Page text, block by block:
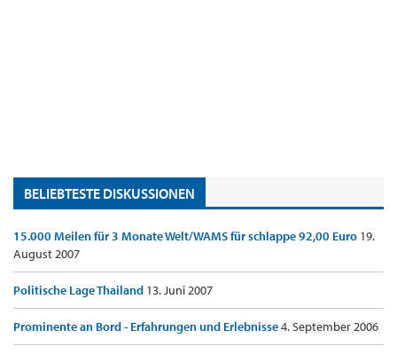
BELIEBTESTE DISKUSSIONEN
15.000 Meilen für 3 Monate Welt/WAMS für schlappe 92,00 Euro 19.
August 2007
Politische Lage Thailand 13. Juni 2007
Prominente an Bord - Erfahrungen und Erlebnisse4. September 2006